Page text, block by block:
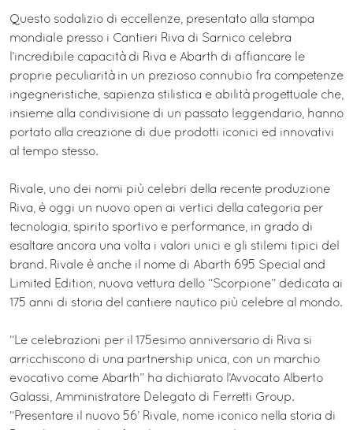
Questo sodalizio di eccellenze, presentato alla stampa
mondiale presso i Cantieri Riva di Sarnico celebra
l’incredibile capacità di Riva e Abarth di affiancare le
proprie peculiarità in un prezioso connubio fra competenze
ingegneristiche, sapienza stilistica e abilità progettuale che,
insieme alla condivisione di un passato leggendario, hanno
portato alla creazione di due prodotti iconici ed innovativi
al tempo stesso.
Rivale, uno dei nomi più celebri della recente produzione
Riva, è oggi un nuovo open ai vertici della categoria per
tecnologia, spirito sportivo e performance, in grado di
esaltare ancora una volta i valori unici e gli stilemi tipici del
brand. Rivale è anche il nome di Abarth 695 Special and
Limited Edition, nuova vettura dello “Scorpione” dedicata ai
175 anni di storia del cantiere nautico più celebre al mondo.
“Le celebrazioni per il 175esimo anniversario di Riva si
arricchiscono di una partnership unica, con un marchio
evocativo come Abarth” ha dichiarato l’Avvocato Alberto
Galassi, Amministratore Delegato di Ferretti Group.
“Presentare il nuovo 56’ Rivale, nome iconico nella storia di